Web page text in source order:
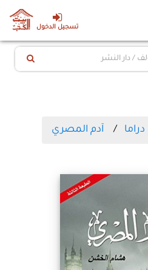
تسجيل الدخول
دراما آدم المصري